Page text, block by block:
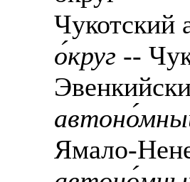
Чукотский
о́круг --
Ямало-